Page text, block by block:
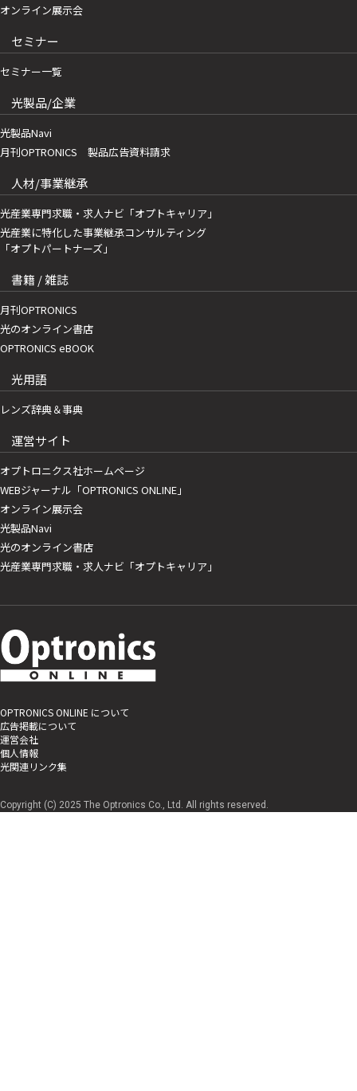
オンライン展示会
セミナー
セミナー一覧
光製品/企業
光製品Navi
月刊OPTRONICS 製品広告資料請求
人材/事業継承
光産業専門求職・求人ナビ「オプトキャリア」
光産業に特化した事業継承コンサルティング
「オプトパートナーズ」
書籍 / 雑誌
月刊OPTRONICS
光のオンライン書店
OPTRONICS eBOOK
光用語
レンズ辞典＆事典
運営サイト
オプトロニクス社ホームページ
WEBジャーナル「OPTRONICS ONLINE」
オンライン展示会
光製品Navi
光のオンライン書店
光産業専門求職・求人ナビ「オプトキャリア」
OPTRONICS ONLINE について
広告掲載について
運営会社
個人情報
光関連リンク集
Copyright (C) 2025 The Optronics Co., Ltd. All rights reserved.